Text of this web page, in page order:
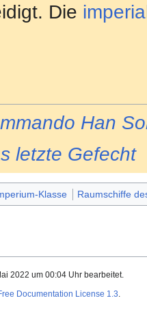
Die
Han
letzte Gefecht
Klasse Raumschiffe
2022 um 00:04 Uhr bearbeitet.
Documentation License 1.3.